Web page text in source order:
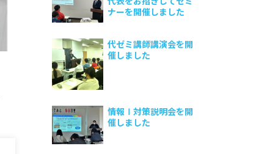
ナーを開催しました
代ゼミ講師講演会を開
催しました
情報Ⅰ対策説明会を開
催しました